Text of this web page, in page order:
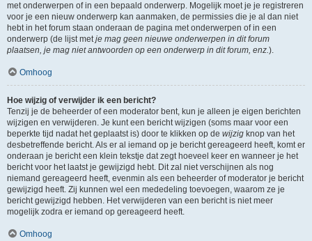
met onderwerpen of in een bepaald onderwerp. Mogelijk moet je je registreren
voor je een nieuw onderwerp kan aanmaken, de permissies die je al dan niet
hebt in het forum staan onderaan de pagina met onderwerpen of in een
onderwerp (de lijst metje mag geen nieuwe onderwerpen in dit forum
plaatsen, je mag niet antwoorden op een onderwerp in dit forum, enz.).
Omhoog
Hoe wijzig of verwijder ik een bericht?
Tenzij je de beheerder of een moderator bent, kun je alleen je eigen berichten
wijzigen en verwijderen. Je kunt een bericht wijzigen (soms maar voor een
beperkte tijd nadat het geplaatst is) door te klikken op de wijzig knop van het
desbetreffende bericht. Als er al iemand op je bericht gereageerd heeft, komt er
onderaan je bericht een klein tekstje dat zegt hoeveel keer en wanneer je het
bericht voor het laatst je gewijzigd hebt. Dit zal niet verschijnen als nog
niemand gereageerd heeft, evenmin als een beheerder of moderator je bericht
gewijzigd heeft. Zij kunnen wel een mededeling toevoegen, waarom ze je
bericht gewijzigd hebben. Het verwijderen van een bericht is niet meer
mogelijk zodra er iemand op gereageerd heeft.
Omhoog